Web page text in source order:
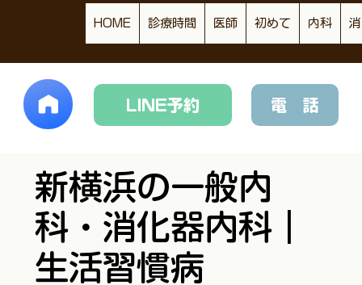
HOME 診療時間 医師 初めて 内科
LINE予約 電 話
新横浜の一般内
科・消化器内科｜
生活習慣病